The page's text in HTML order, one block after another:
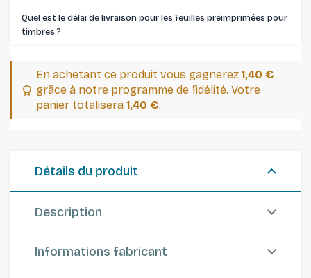
Quel est le délai de livraison pour les feuilles préimprimées pour
timbres ⁠?
En achetant ce produit vous gagnerez 1,40 €
grâce à notre programme de fidélité. Votre
panier totalisera 1,40 €.
Détails du produit
Description
Informations fabricant